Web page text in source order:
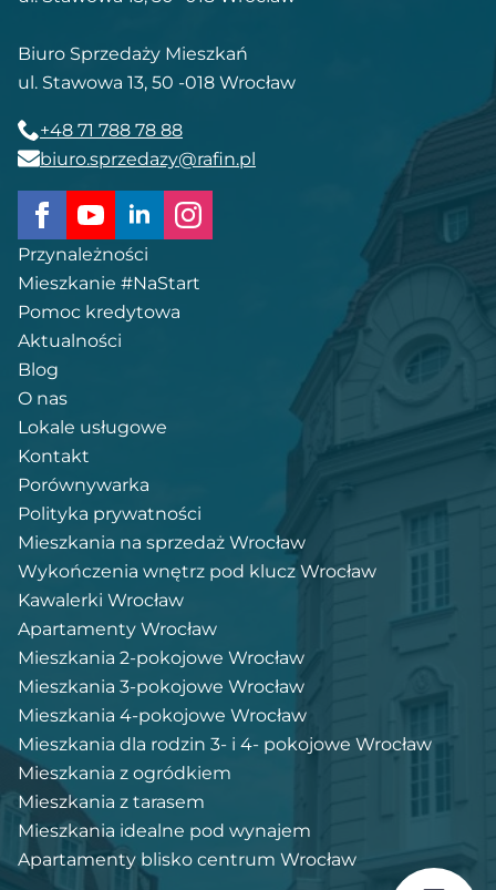
Biuro Sprzedaży Mieszkań
ul. Stawowa 13, 50 -018 Wrocław
+48 71 788 78 88
biuro.sprzedazy@rafin.pl
Przynależności
Mieszkanie #NaStart
Pomoc kredytowa
Aktualności
Blog
O nas
Lokale usługowe
Kontakt
Porównywarka
Polityka prywatności
Mieszkania na sprzedaż Wrocław
Wykończenia wnętrz pod klucz Wrocław
Kawalerki Wrocław
Apartamenty Wrocław
Mieszkania 2-pokojowe Wrocław
Mieszkania 3-pokojowe Wrocław
Mieszkania 4-pokojowe Wrocław
Mieszkania dla rodzin 3- i 4- pokojowe Wrocław
Mieszkania z ogródkiem
Mieszkania z tarasem
Mieszkania idealne pod wynajem
Apartamenty blisko centrum Wrocław